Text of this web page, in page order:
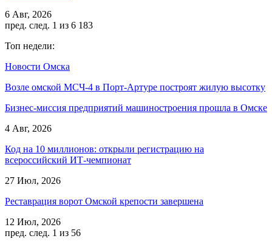
6 Авг, 2026
пред. след. 1 из 6 183
Топ недели:
Новости Омска
Возле омской МСЧ-4 в Порт-Артуре построят жилую высотку
Бизнес-миссия предприятий машиностроения прошла в Омске
4 Авг, 2026
Код на 10 миллионов: открыли регистрацию на
всероссийский ИТ-чемпионат
27 Июл, 2026
Реставрация ворот Омской крепости завершена
12 Июл, 2026
пред. след. 1 из 56